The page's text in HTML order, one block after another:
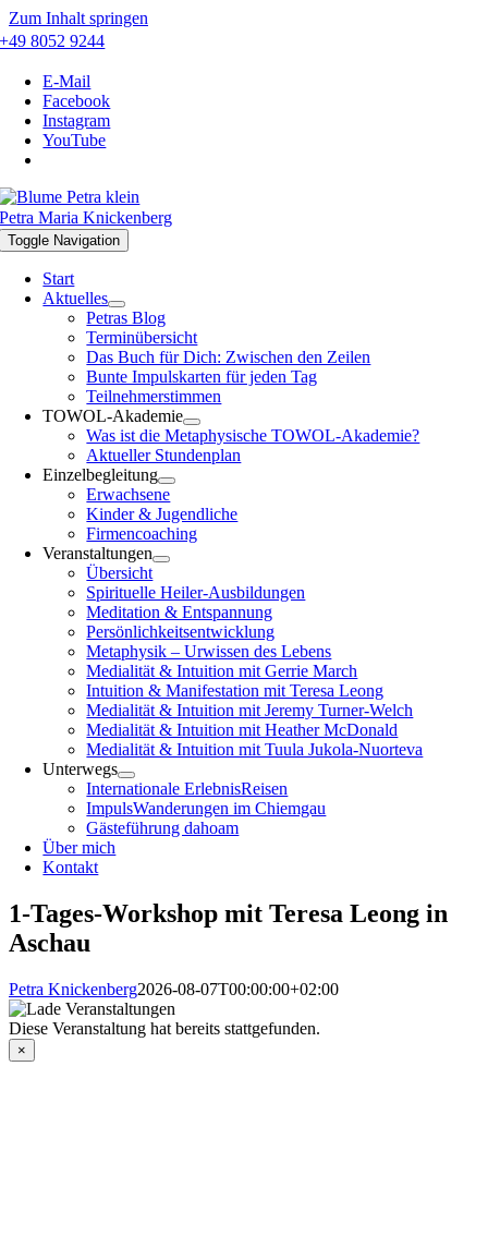
Zum Inhalt springen
+49 8052 9244
E-Mail
Facebook
Instagram
YouTube
Petra Maria Knickenberg
Toggle Navigation
Start
Aktuelles
Petras Blog
Terminübersicht
Das Buch für Dich: Zwischen den Zeilen
Bunte Impulskarten für jeden Tag
Teilnehmerstimmen
TOWOL-Akademie
Was ist die Metaphysische TOWOL-Akademie?
Aktueller Stundenplan
Einzelbegleitung
Erwachsene
Kinder & Jugendliche
Firmencoaching
Veranstaltungen
Übersicht
Spirituelle Heiler-Ausbildungen
Meditation & Entspannung
Persönlichkeitsentwicklung
Metaphysik – Urwissen des Lebens
Medialität & Intuition mit Gerrie March
Intuition & Manifestation mit Teresa Leong
Medialität & Intuition mit Jeremy Turner-Welch
Medialität & Intuition mit Heather McDonald
Medialität & Intuition mit Tuula Jukola-Nuorteva
Unterwegs
Internationale ErlebnisReisen
ImpulsWanderungen im Chiemgau
Gästeführung dahoam
Über mich
Kontakt
1-Tages-Workshop mit Teresa Leong in
Aschau
Petra Knickenberg2026-08-07T00:00:00+02:00
Diese Veranstaltung hat bereits stattgefunden.
×